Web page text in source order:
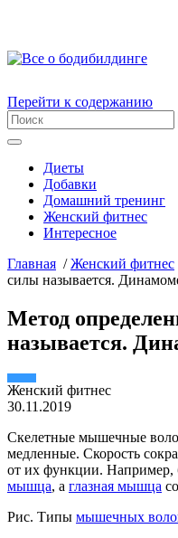
Перейти к содержанию
Диеты
Добавки
Домашний тренинг
Женский фитнес
Интересное
Главная /Женский фитнес
силы называется.
Метод
называется.
Женский фитнес
30.11.2019
Скелетные мышечные
медленные. Скорость
от их функции. Например,
мышца, а глазная мышца
Рис. Типы мышечных